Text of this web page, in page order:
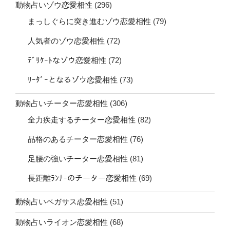
動物占いゾウ恋愛相性 (296)
まっしぐらに突き進むゾウ恋愛相性 (79)
人気者のゾウ恋愛相性 (72)
ﾃﾞﾘｹｰﾄなゾウ恋愛相性 (72)
ﾘｰﾀﾞｰとなるゾウ恋愛相性 (73)
動物占いチーター恋愛相性 (306)
全力疾走するチーター恋愛相性 (82)
品格のあるチーター恋愛相性 (76)
足腰の強いチーター恋愛相性 (81)
長距離ﾗﾝﾅｰのチーター恋愛相性 (69)
動物占いペガサス恋愛相性 (51)
動物占いライオン恋愛相性 (68)